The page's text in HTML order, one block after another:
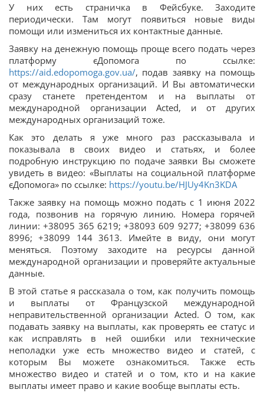
У них есть страничка в Фейсбуке. Заходите
периодически. Там могут появиться новые виды
помощи или измениться их контактные данные.
Заявку на денежную помощь проще всего подать через
платформу єДопомога по ссылке:
https://aid.edopomoga.gov.ua/, подав заявку на помощь
от международных организаций. И Вы автоматически
сразу станете претендентом и на выплаты от
международной организации Acted, и от других
международных организаций тоже.
Как это делать я уже много раз рассказывала и
показывала в своих видео и статьях, и более
подробную инструкцию по подаче заявки Вы сможете
увидеть в видео: «Выплаты на социальной платформе
єДопомога» по ссылке: https://youtu.be/HJUy4Kn3KDA
Также заявку на помощь можно подать с 1 июня 2022
года, позвонив на горячую линию. Номера горячей
линии: +38095 365 6219; +38093 609 9277; +38099 636
8996; +38099 144 3613. Имейте в виду, они могут
меняться. Поэтому заходите на ресурсы данной
международной организации и проверяйте актуальные
данные.
В этой статье я рассказала о том, как получить помощь
и выплаты от Французской международной
неправительственной организации Acted. О том, как
подавать заявку на выплаты, как проверять ее статус и
как исправлять в ней ошибки или технические
неполадки уже есть множество видео и статей, с
которым Вы можете ознакомиться. Также есть
множество видео и статей и о том, кто и на какие
выплаты имеет право и какие вообще выплаты есть.